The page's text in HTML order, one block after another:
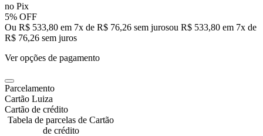
no Pix
5% OFF
Ou R$ 533,80 em 7x de R$ 76,26 sem jurosou R$ 533,80 em 7x de
R$ 76,26 sem juros
Ver opções de pagamento
Parcelamento
Cartão Luiza
Cartão de crédito
Tabela de parcelas de Cartão
de crédito